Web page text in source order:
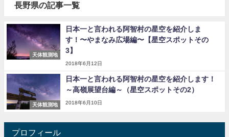
長野県の記事一覧
天体観測地
日本一と言われる阿智村の星空を紹介しま
す！〜やまなみ広場編〜【星空スポットその
3】
2018年6月12日
天体観測地
日本一と言われる阿智村の星空を紹介します！
～高嶺展望台編～（星空スポットその2）
2018年6月10日
プロフィール